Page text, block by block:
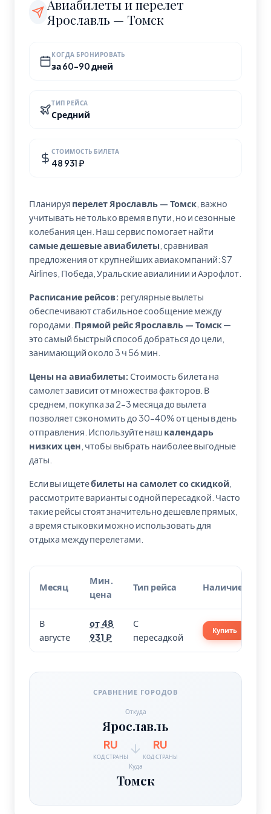
Авиабилеты и перелет
Ярославль — Томск
КОГДА БРОНИРОВАТЬ
за 60-90 дней
ТИП РЕЙСА
Средний
СТОИМОСТЬ БИЛЕТА
48 931 ₽
Планируя перелет Ярославль — Томск , важно
учитывать не только время в пути, но и сезонные
колебания цен. Наш сервис помогает найти
самые дешевые авиабилеты , сравнивая
предложения от крупнейших авиакомпаний: S7
Airlines, Победа, Уральские авиалинии и Аэрофлот.
Расписание рейсов: регулярные вылеты
обеспечивают стабильное сообщение между
городами. Прямой рейс Ярославль — Томск—
это самый быстрый способ добраться до цели,
занимающий около 3 ч 56 мин.
Цены на авиабилеты: Стоимость билета на
самолет зависит от множества факторов. В
среднем, покупка за 2-3 месяца до вылета
позволяет сэкономить до 30-40% от цены в день
отправления. Используйте наш календарь
низких цен , чтобы выбрать наиболее выгодные
даты.
Если вы ищетебилеты на самолет со скидкой
рассмотрите варианты с одной пересадкой. Часто
такие рейсы стоят значительно дешевле прямых,
а время стыковки можно использовать для
отдыха между перелетами.
Месяц
Мин.
цена
Тип рейса Наличие
В
августе
от 48
931 ₽
С
пересадкой
Купить
СРАВНЕНИЕ ГОРОДОВ
Откуда
Ярославль
RU
КОД СТРАНЫ
RU
КОД СТРАНЫ
Куда
Томск